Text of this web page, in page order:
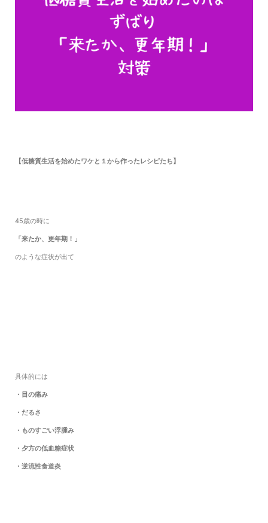
【低糖質生活を始めたワケと１から作ったレシピたち】
45歳の時に
「来たか、更年期！」
のような症状が出て
具体的には
・目の痛み
・だるさ
・ものすごい浮腫み
・夕方の低血糖症状
・逆流性食道炎